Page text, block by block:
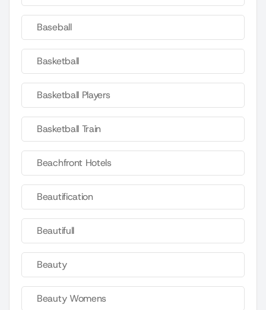
Baseball
Basketball
Basketball Players
Basketball Train
Beachfront Hotels
Beautification
Beautifull
Beauty
Beauty Womens